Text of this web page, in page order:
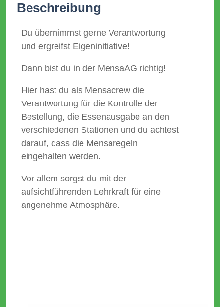
Beschreibung
Du übernimmst gerne Verantwortung
und ergreifst Eigeninitiative!
Dann bist du in der MensaAG richtig!
Hier hast du als Mensacrew die
Verantwortung für die Kontrolle der
Bestellung, die Essenausgabe an den
verschiedenen Stationen und du achtest
darauf, dass die Mensaregeln
eingehalten werden.
Vor allem sorgst du mit der
aufsichtführenden Lehrkraft für eine
angenehme Atmosphäre.